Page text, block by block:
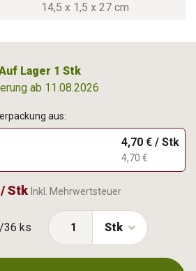
14,5 x 1,5 x 27 cm
Lager 1 Stk
ab 11.08.2026
36 ks
aus:
4,70 € / Stk
4,70 €
Stk Inkl. Mehrwertsteuer
Stk